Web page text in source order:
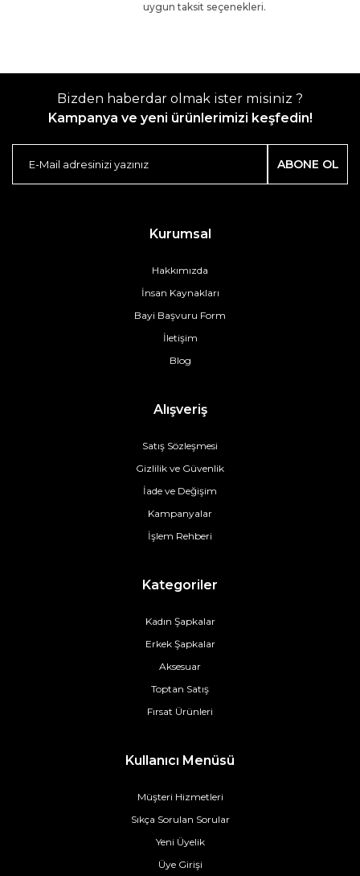
uygun taksit seçenekleri.
Bizden haberdar olmak ister misiniz ?
Kampanya ve yeni ürünlerimizi keşfedin!
ABONE OL
Kurumsal
Hakkımızda
İnsan Kaynakları
Bayi Başvuru Form
İletişim
Blog
Alışveriş
Satış Sözleşmesi
Gizlilik ve Güvenlik
İade ve Değişim
Kampanyalar
İşlem Rehberi
Kategoriler
Kadın Şapkalar
Erkek Şapkalar
Aksesuar
Toptan Satış
Fırsat Ürünleri
Kullanıcı Menüsü
Müşteri Hizmetleri
Sıkça Sorulan Sorular
Yeni Üyelik
Üye Girişi